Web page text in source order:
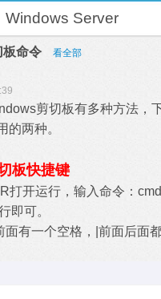
Windows Server
命令
看全部
剪切板有多种方法，
的两种。
板快捷键
打开运行，输入命令：cmd
即可。
面有一个空格，|前面后面